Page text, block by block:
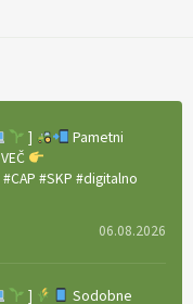
]
Pametni
VEČ
#SKP #digitalno
06.08.2026
]
Sodobne